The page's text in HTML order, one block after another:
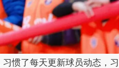
惯了每天更新球员动态，习